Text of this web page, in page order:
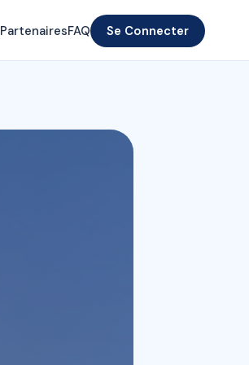
PartenairesFAQ Se Connecter